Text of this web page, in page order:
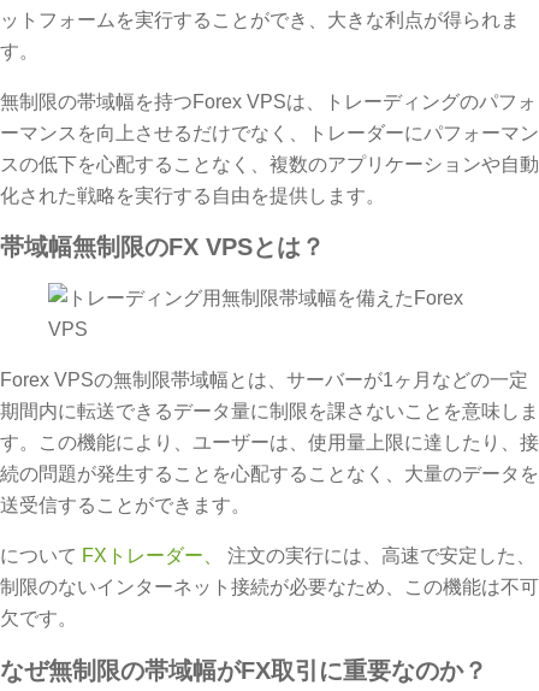
ットフォームを実行することができ、大きな利点が得られま
す。
無制限の帯域幅を持つForex VPSは、トレーディングのパフォ
ーマンスを向上させるだけでなく、トレーダーにパフォーマン
スの低下を心配することなく、複数のアプリケーションや自動
化された戦略を実行する自由を提供します。
帯域幅無制限のFX VPSとは？
Forex VPSの無制限帯域幅とは、サーバーが1ヶ月などの一定
期間内に転送できるデータ量に制限を課さないことを意味しま
す。この機能により、ユーザーは、使用量上限に達したり、接
続の問題が発生することを心配することなく、大量のデータを
送受信することができます。
について FXトレーダー、
注文の実行には、高速で安定した、
制限のないインターネット接続が必要なため、この機能は不可
欠です。
なぜ無制限の帯域幅がFX取引に重要なのか？